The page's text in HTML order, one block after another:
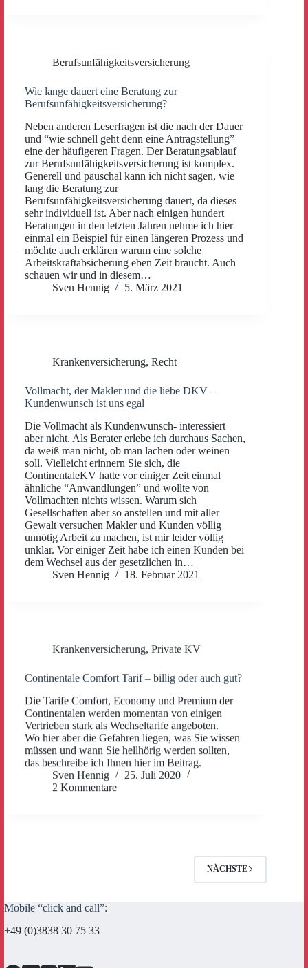
Berufsunfähigkeitsversicherung
Wie lange dauert eine Beratung zur
Berufsunfähigkeitsversicherung?
Neben anderen Leserfragen ist die nach der Dauer
und “wie schnell geht denn eine Antragstellung”
eine der häufigeren Fragen. Der Beratungsablauf
zur Berufsunfähigkeitsversicherung ist komplex.
Generell und pauschal kann ich nicht sagen, wie
lang die Beratung zur
Berufsunfähigkeitsversicherung dauert, da dieses
sehr individuell ist. Aber nach einigen hundert
Beratungen in den letzten Jahren nehme ich hier
einmal ein Beispiel für einen längeren Prozess und
möchte auch erklären warum eine solche
Arbeitskraftabsicherung eben Zeit braucht. Auch
schauen wir und in diesem…
Sven Hennig
5. März 2021
Krankenversicherung, Recht
Vollmacht, der Makler und die liebe DKV –
Kundenwunsch ist uns egal
Die Vollmacht als Kundenwunsch- interessiert
aber nicht. Als Berater erlebe ich durchaus Sachen,
da weiß man nicht, ob man lachen oder weinen
soll. Vielleicht erinnern Sie sich, die
ContinentaleKV hatte vor einiger Zeit einmal
ähnliche “Anwandlungen” und wollte von
Vollmachten nichts wissen. Warum sich
Gesellschaften aber so anstellen und mit aller
Gewalt versuchen Makler und Kunden völlig
unnötig Arbeit zu machen, ist mir leider völlig
unklar. Vor einiger Zeit habe ich einen Kunden bei
dem Wechsel aus der gesetzlichen in…
Sven Hennig
18. Februar 2021
Krankenversicherung, Private KV
Continentale Comfort Tarif – billig oder auch gut?
Die Tarife Comfort, Economy und Premium der
Continentalen werden momentan von einigen
Vertrieben stark als Wechseltarife angeboten.
Wo hier aber die Gefahren liegen, was Sie wissen
müssen und wann Sie hellhörig werden sollten,
das beschreibe ich Ihnen hier im Beitrag.
Sven Hennig
25. Juli 2020
2 Kommentare
NÄCHSTE
Mobile “click and call”:
+49 (0)3838 30 75 33